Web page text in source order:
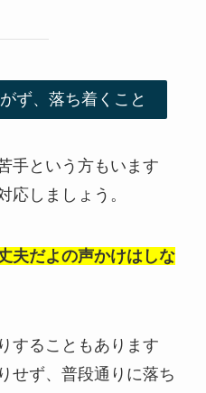
ず、落ち着くこと
手という方もいます
応しましょう。
夫だよの声かけはしな
することもあります
せず、普段通りに落ち